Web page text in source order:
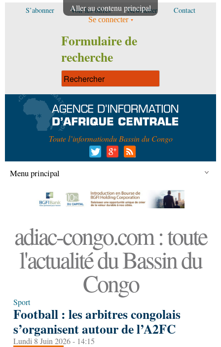
Aller au contenu principal
S’abonner Voir les offres Newsletter Contact
Se connecter
Formulaire de
recherche
Toute l’informationdu Bassin du Congo
Menu principal
adiac-congo.com : toute
l'actualité du Bassin du
Congo
Sport
Football : les arbitres congolais
s’organisent autour de l’A2FC
Lundi 8 Juin 2026 - 14:15